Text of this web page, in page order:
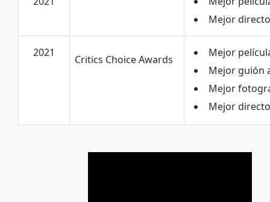
Mejor
2021
Critics Choice Awards
Mejor
Mejor guión
Mejor
Mejor